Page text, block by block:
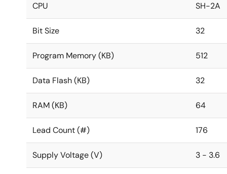
CPU SH-2A
Bit Size 32
Program Memory (KB) 512
Data Flash (KB) 32
RAM (KB) 64
Lead Count (#) 176
Supply Voltage (V) 3 - 3.6